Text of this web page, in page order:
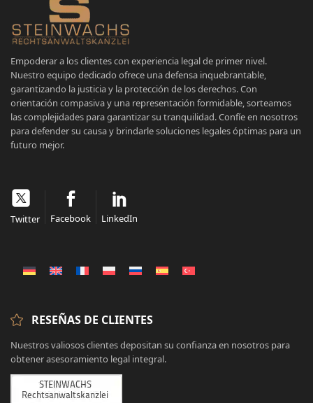
Empoderar a los clientes con experiencia legal de primer nivel.
Nuestro equipo dedicado ofrece una defensa inquebrantable,
garantizando la justicia y la protección de los derechos. Con
orientación compasiva y una representación formidable, sorteamos
las complejidades para garantizar su tranquilidad. Confíe en nosotros
para defender su causa y brindarle soluciones legales óptimas para un
futuro mejor.
Twitter Facebook LinkedIn
RESEÑAS DE CLIENTES
Nuestros valiosos clientes depositan su confianza en nosotros para
obtener asesoramiento legal integral.